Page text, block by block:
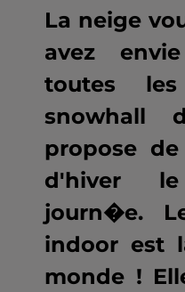
La neige
avez
toutes
snowhall
propose
d'hiver
journ�e.
indoor est
monde !